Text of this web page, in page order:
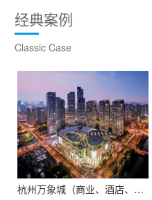
经典案例
Classic Case
杭州万象城（商业、酒店、住宅）